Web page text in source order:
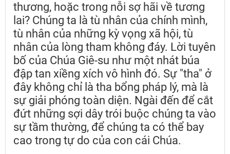
thương, hoặc trong nỗi sợ hãi về tương
lai? Chúng ta là tù nhân của chính mình,
tù nhân của những kỳ vọng xã hội, tù
nhân của lòng tham không đáy. Lời tuyên
bố của Chúa Giê-su như một nhát búa
đập tan xiềng xích vô hình đó. Sự "tha" ở
đây không chỉ là tha bổng pháp lý, mà là
sự giải phóng toàn diện. Ngài đến để cắt
đứt những sợi dây trói buộc chúng ta vào
sự tầm thường, để chúng ta có thể bay
cao trong tự do của con cái Chúa.